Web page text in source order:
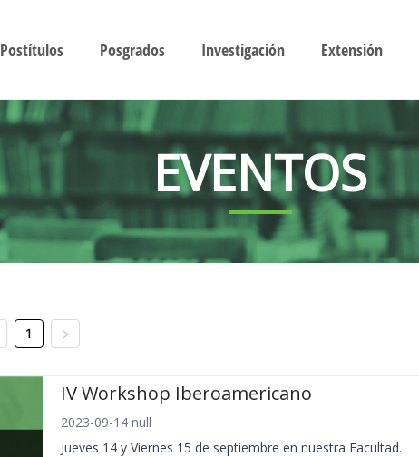
Postítulos Posgrados Investigación Extensión
EVENTOS
1
IV Workshop Iberoamericano
2023-09-14 null
Jueves 14 y Viernes 15 de septiembre en nuestra Facultad.